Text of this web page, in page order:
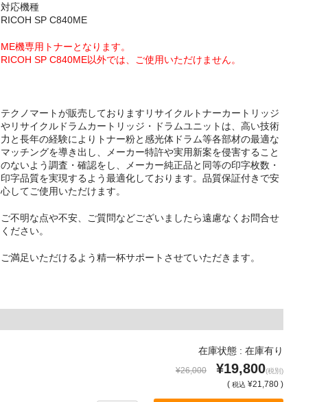
対応機種
RICOH SP C840ME
ME機専用トナーとなります。
RICOH SP C840ME以外では、ご使用いただけません。
テクノマートが販売しておりますリサイクルトナーカートリッジ
やリサイクルドラムカートリッジ・ドラムユニットは、高い技術
力と長年の経験によりトナー粉と感光体ドラム等各部材の最適な
マッチングを導き出し、メーカー特許や実用新案を侵害すること
のないよう調査・確認をし、メーカー純正品と同等の印字枚数・
印字品質を実現するよう最適化しております。品質保証付きで安
心してご使用いただけます。
ご不明な点や不安、ご質問などございましたら遠慮なくお問合せ
ください。
ご満足いただけるよう精一杯サポートさせていただきます。
在庫状態 : 在庫有り
¥26,000 ¥19,800(税別)
( 税込 ¥21,780 )